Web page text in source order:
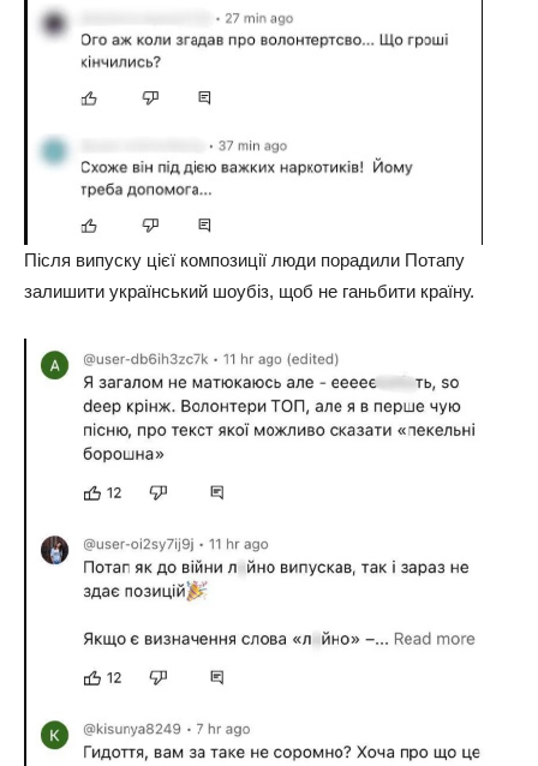
Після випуску цієї композиції люди порадили Потапу
залишити український шоубіз, щоб не ганьбити країну.